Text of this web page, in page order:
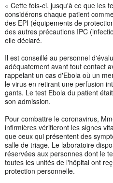
« Cette fois-ci, jusqu'à ce que les
considérons chaque patient
des EPI (équipements de
des autres précautions IPC
elle déclaré.
Il est conseillé au personnel
adéquatement avant tout contact
rappelant un cas d'Ebola où un
le virus en retirant une perfusion
gants. Le test Ebola du patient
son admission.
Pour combattre le coronavirus,
infirmières vérifieront les signes
que ceux qui présentent des
salle de triage. Le laboratoire
réservées aux personnes dont le
toutes les unités de l'hôpital ont
protection personnelle.